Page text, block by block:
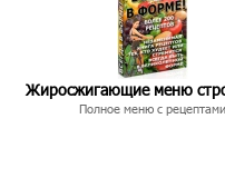
Жиросжигающие меню
Полное меню с рецептами